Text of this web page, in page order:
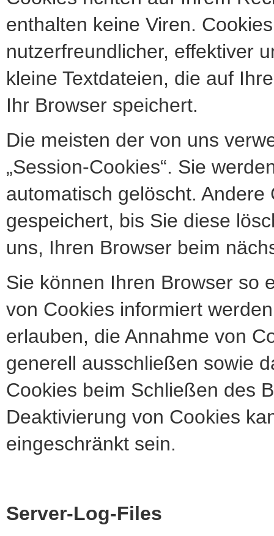
enthalten keine Viren.
nutzerfreundlicher, effektiver
kleine Textdateien, die auf
Ihr Browser speichert.
Die meisten der von uns
„Session-Cookies“. Sie
automatisch gelöscht.
gespeichert, bis Sie diese
uns, Ihren Browser beim
Sie können Ihren Browser so
von Cookies informiert
erlauben, die Annahme von
generell ausschließen sowie
Cookies beim Schließen des
Deaktivierung von Cookies
eingeschränkt sein.
Server-Log-Files